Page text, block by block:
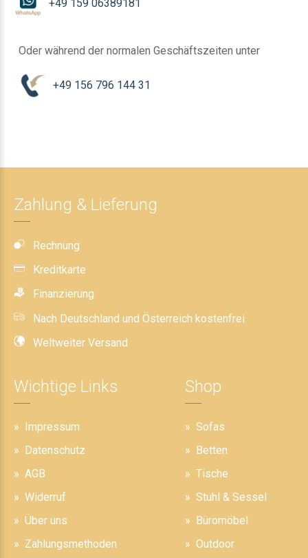
+49 159 06389181
Oder während der normalen Geschäftszeiten unter
+49 156 796 144 31
Zahlung & Lieferung
Rechnung
Kreditkarte
Finanzierung
Nach Deutschland und Österreich kostenfrei
Weltweiter Versand
Wichtige Links
Impressum
Datenschutz
AGB
Widerruf
Über uns
Zahlungsmethoden
Shop
Sofas
Betten
Tische
Stuhl & Sessel
Büromöbel
Outdoor